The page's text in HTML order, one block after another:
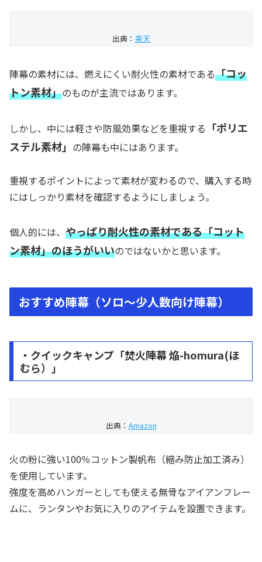
出典： 楽天
陣幕の素材には、 燃えにくい耐火性の素材である「コッ
トン素材」のものが主流ではあります。
しかし、中には軽さや防風効果などを重視する 「ポリエ
ステル素材」 の陣幕も中にはあります。
重視するポイントによって素材が変わるので、購入する時
にはしっかり素材を確認するようにしましょう。
個人的には、 やっぱり耐火性の素材である「コット
ン素材」のほうがいいのではないかと思います。
おすすめ陣幕（ソロ～少人数向け陣幕）
・クイックキャンプ「焚火陣幕 焔-homura(ほ
むら）」
出典： Amazon
火の粉に強い100％コットン製帆布（縮み防止加工済み）
を使用しています。
強度を高めハンガーとしても使える無骨なアイアンフレー
ムに、ランタンやお気に入りのアイテムを設置できます。